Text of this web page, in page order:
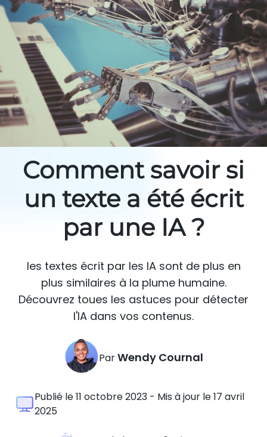
Comment savoir si
un texte a été écrit
par une IA ?
les textes écrit par les IA sont de plus en
plus similaires à la plume humaine.
Découvrez toues les astuces pour détecter
l'IA dans vos contenus.
ParWendy Cournal
Publié le 11 octobre 2023 - Mis à jour le 17 avril
2025